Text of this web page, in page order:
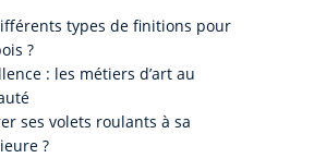
types de finitions pour
?
: les métiers d’art au
ses volets roulants à sa
?